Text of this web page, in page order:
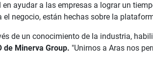
ayudar a las empresas a lograr un
negocio, están hechas sobre la
de un conocimiento de la industria,
de Minerva Group. "Unirnos a Aras nos